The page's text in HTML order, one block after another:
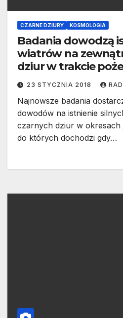
CZARNE DZIURY KOSMOLOGIA
Badania dowodzą
wiatrów na
dziur w trakcie
materii
23 STYCZNIA 2018
Najnowsze badania
dowodów na istnienie
czarnych dziur w okresach
do których dochodzi gdy…